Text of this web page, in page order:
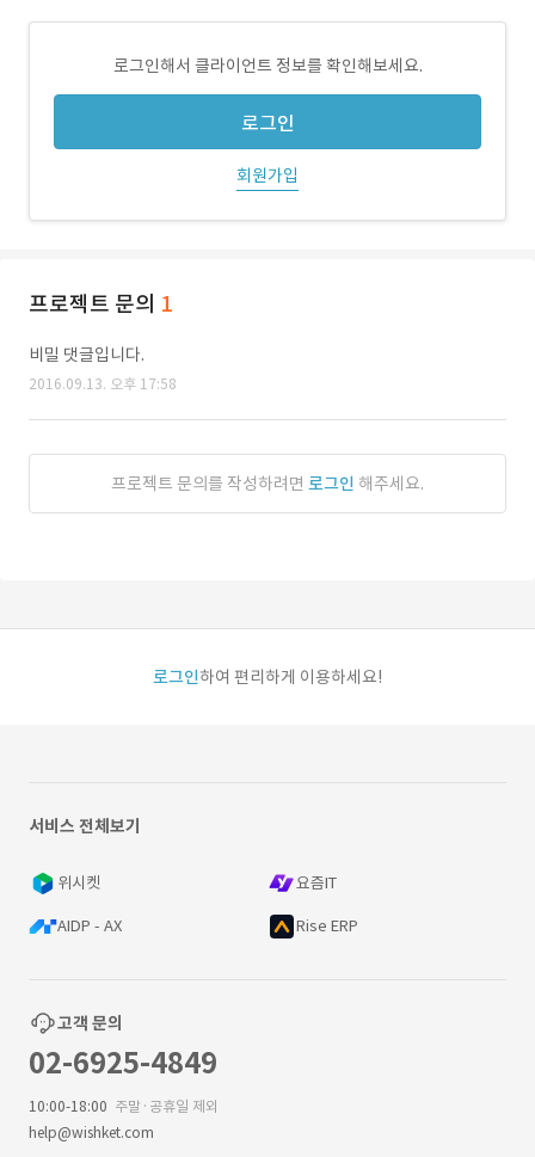
로그인해서 클라이언트 정보를 확인해보세요.
로그인
회원가입
프로젝트 문의 1
비밀 댓글입니다.
2016.09.13. 오후 17:58
프로젝트 문의를 작성하려면 로그인 해주세요.
로그인하여 편리하게 이용하세요!
서비스 전체보기
위시켓 요즘IT
AIDP - AX Rise ERP
고객 문의
02-6925-4849
10:00-18:00 주말·공휴일 제외
help@wishket.com